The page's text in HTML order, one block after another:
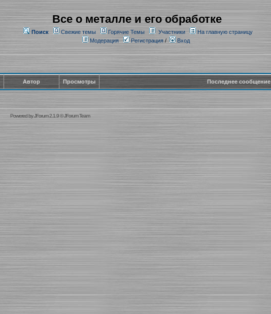
Все о металле и его обработке
Поиск Свежие темы Горячие Темы Участники
На главную страницу
Модерация
Регистрация/ Вход
Автор Просмотры Последнее сообщение
Powered byJForum 2.1.9©JForum Team